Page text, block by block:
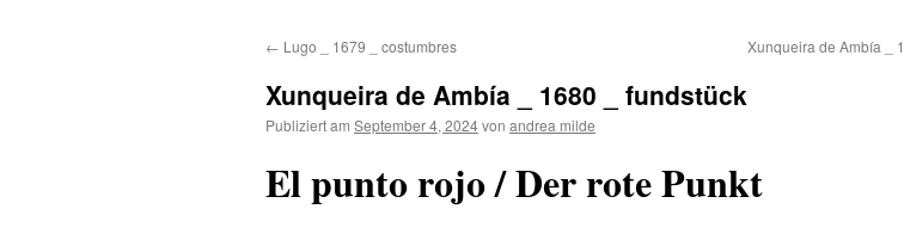
springen
← Lugo _ 1679 _ costumbres Xunqueira de Ambía _
Xunqueira de Ambía _ 1680 _ fundstück
Publiziert am September 4, 2024von andrea milde
El punto rojo / Der rote Punkt